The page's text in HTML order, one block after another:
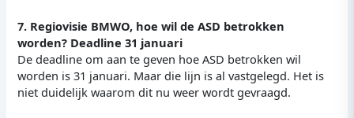
7. Regiovisie BMWO, hoe wil de ASD betrokken
worden? Deadline 31 januari
De deadline om aan te geven hoe ASD betrokken wil
worden is 31 januari. Maar die lijn is al vastgelegd. Het is
niet duidelijk waarom dit nu weer wordt gevraagd.